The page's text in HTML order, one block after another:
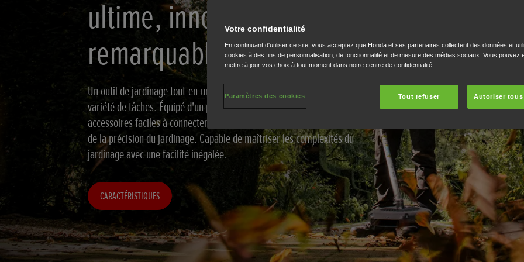
ultime, innovation
remarquable
Un outil de jardinage tout-en-un conçu pour accomplir une grande
variété de tâches. Équipé d'un puissant moteur 4 temps et de huit
accessoires faciles à connecter, c'est le summum de la commodité et
de la précision du jardinage. Capable de maîtriser les complexités du
jardinage avec une facilité inégalée.
CARACTÉRISTIQUES
Votre confidentialité
En continuant d'utiliser ce site, vous acceptez que Honda et ses partenaires collectent des données et
cookies à des fins de personnalisation, de fonctionnalité et de mesure des médias sociaux. Vous pouvez
mettre à jour vos choix à tout moment dans notre centre de confidentialité.
Tout refuser Autoriser
Paramètres des cookies